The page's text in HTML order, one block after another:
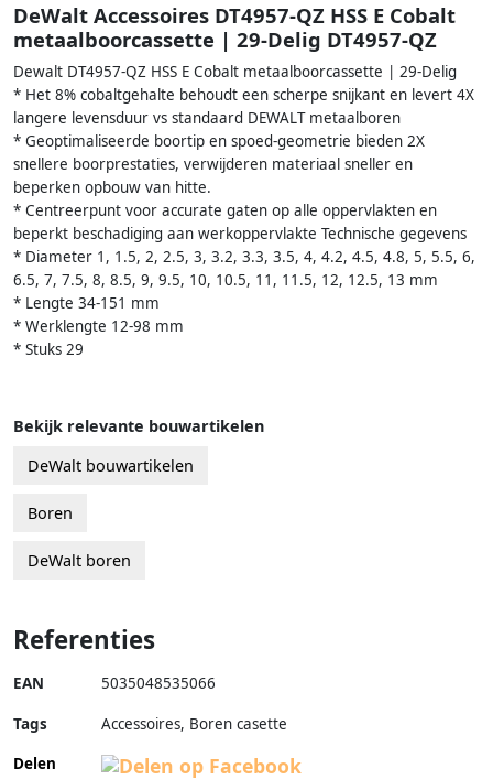
DeWalt Accessoires DT4957-QZ HSS E Cobalt
metaalboorcassette | 29-Delig DT4957-QZ
Dewalt DT4957-QZ HSS E Cobalt metaalboorcassette | 29-Delig
* Het 8% cobaltgehalte behoudt een scherpe snijkant en levert 4X
langere levensduur vs standaard DEWALT metaalboren
* Geoptimaliseerde boortip en spoed-geometrie bieden 2X
snellere boorprestaties, verwijderen materiaal sneller en
beperken opbouw van hitte.
* Centreerpunt voor accurate gaten op alle oppervlakten en
beperkt beschadiging aan werkoppervlakte Technische gegevens
* Diameter 1, 1.5, 2, 2.5, 3, 3.2, 3.3, 3.5, 4, 4.2, 4.5, 4.8, 5, 5.5, 6,
6.5, 7, 7.5, 8, 8.5, 9, 9.5, 10, 10.5, 11, 11.5, 12, 12.5, 13 mm
* Lengte 34-151 mm
* Werklengte 12-98 mm
* Stuks 29
Bekijk relevante bouwartikelen
DeWalt bouwartikelen
Boren
DeWalt boren
Referenties
EAN 5035048535066
Tags
Accessoires, Boren casette
Delen